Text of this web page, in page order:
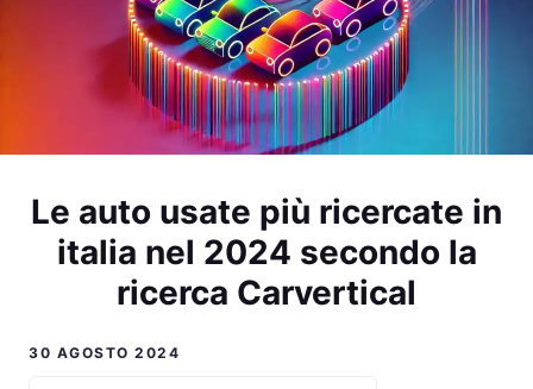
Le auto usate più ricercate in
italia nel 2024 secondo la
ricerca Carvertical
30 AGOSTO 2024